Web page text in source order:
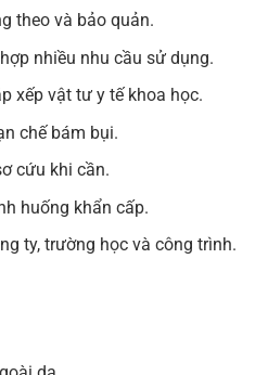
theo và bảo quản.
nhiều nhu cầu sử dụng.
xếp vật tư y tế khoa học.
chế bám bụi.
cứu khi cần.
huống khẩn cấp.
ty, trường học và công trình.